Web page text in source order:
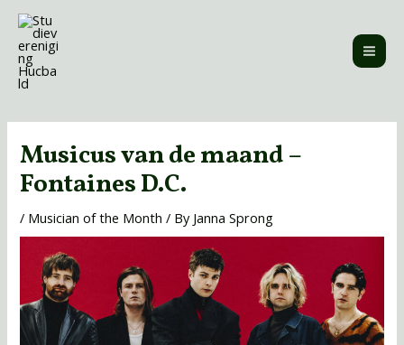
Skip
content
Musicus van de maand –
Fontaines D.C.
/ Musician of the Month / By Janna Sprong